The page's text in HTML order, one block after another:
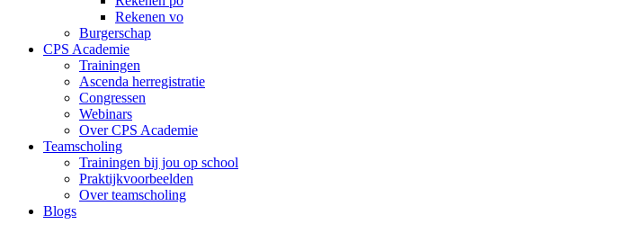
Rekenen vo
Burgerschap
CPS Academie
Trainingen
Ascenda herregistratie
Congressen
Webinars
Over CPS Academie
Teamscholing
Trainingen bij jou op school
Praktijkvoorbeelden
Over teamscholing
Blogs